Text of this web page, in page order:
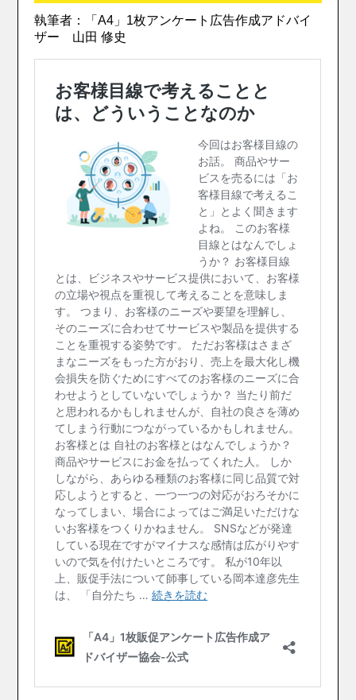
執筆者：「A4」1枚アンケート広告作成アドバイ
ザー 山田 修史